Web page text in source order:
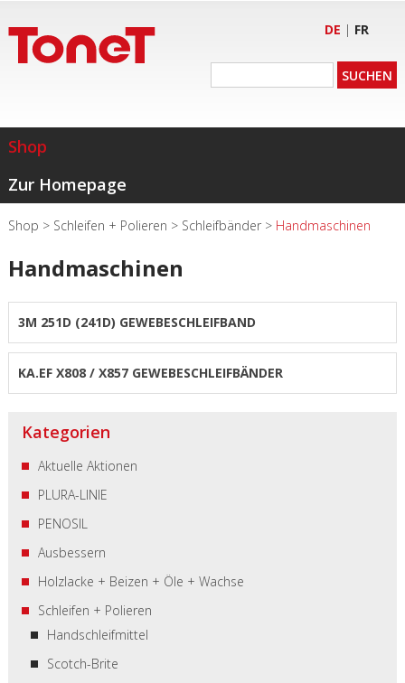
DE | FR
Shop
Zur Homepage
Shop > Schleifen + Polieren > Schleifbänder > Handmaschinen
Handmaschinen
3M 251D (241D) GEWEBESCHLEIFBAND
KA.EF X808 / X857 GEWEBESCHLEIFBÄNDER
Kategorien
Aktuelle Aktionen
PLURA-LINIE
PENOSIL
Ausbessern
Holzlacke + Beizen + Öle + Wachse
Schleifen + Polieren
Handschleifmittel
Scotch-Brite